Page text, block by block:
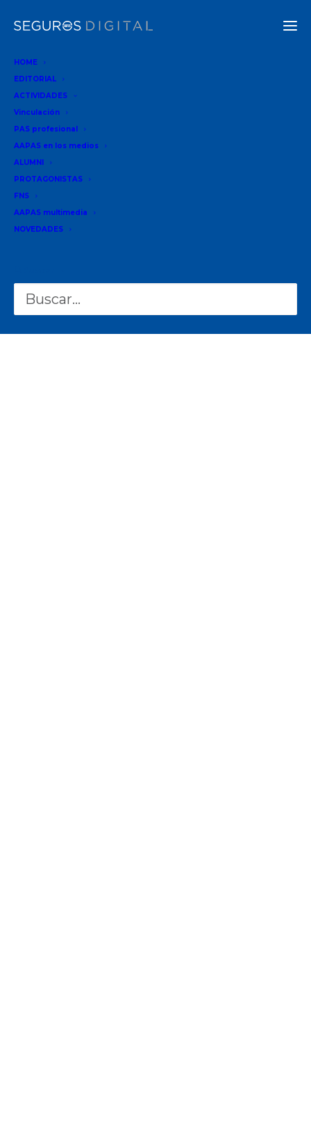
HOME
EDITORIAL
ACTIVIDADES
Vinculación
PAS profesional
AAPAS en los medios
ALUMNI
PROTAGONISTAS
FNS
AAPAS multimedia
NOVEDADES
Seguimos con los Desayunos de Trabajo en AAPAS, un
espacio donde podés acercar todas tus inquietudes!
Inscripción: deleg-laplata@aapas.org.ar